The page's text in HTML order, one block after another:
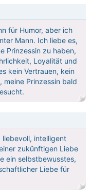
für Humor, aber ich
Mann. Ich liebe es,
Prinzessin zu haben,
Loyalität und
kein Vertrauen, kein
meine Prinzessin bald
liebevoll, intelligent
zukünftigen Liebe
ein selbstbewusstes,
Liebe für